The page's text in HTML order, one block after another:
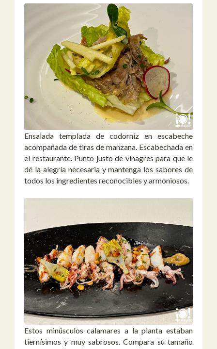
Ensalada templada de codorniz en escabeche
acompañada de tiras de manzana. Escabechada en
el restaurante. Punto justo de vinagres para que le
dé la alegría necesaria y mantenga los sabores de
todos los ingredientes reconocibles y armoniosos.
Estos minúsculos calamares a la planta estaban
tiernísimos y muy sabrosos. Compara su tamaño